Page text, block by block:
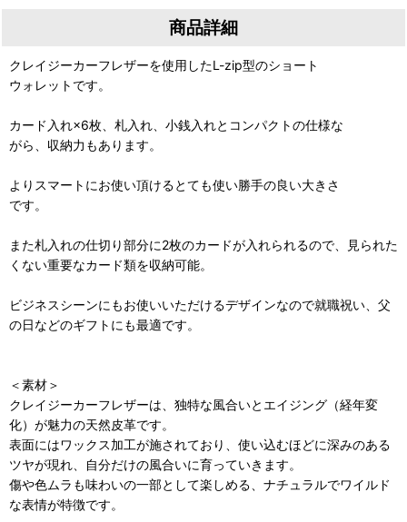
商品詳細
クレイジーカーフレザーを使用したL-zip型のショート
ウォレットです。
カード入れ×6枚、札入れ、小銭入れとコンパクトの仕様な
がら、収納力もあります。
よりスマートにお使い頂けるとても使い勝手の良い大きさ
です。
また札入れの仕切り部分に2枚のカードが入れられるので、見られた
くない重要なカード類を収納可能。
ビジネスシーンにもお使いいただけるデザインなので就職祝い、父
の日などのギフトにも最適です。
＜素材＞
クレイジーカーフレザーは、独特な風合いとエイジング（経年変
化）が魅力の天然皮革です。
表面にはワックス加工が施されており、使い込むほどに深みのある
ツヤが現れ、自分だけの風合いに育っていきます。
傷や色ムラも味わいの一部として楽しめる、ナチュラルでワイルド
な表情が特徴です。